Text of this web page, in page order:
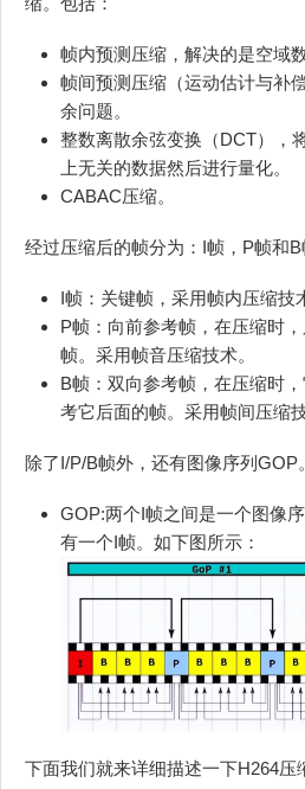
帧内预测压缩，解决的是空域
帧间预测压缩（运动估计与补
余问题。
整数离散余弦变换（DCT），
上无关的数据然后进行量化。
CABAC压缩。
经过压缩后的帧分为：I帧，P帧和B
I帧：关键帧，采用帧内压缩技
P帧：向前参考帧，在压缩时
帧。采用帧音压缩技术。
B帧：双向参考帧，在压缩时
考它后面的帧。采用帧间压缩技
除了I/P/B帧外，还有图像序列GOP。
GOP:两个I帧之间是一个图像
有一个I帧。如下图所示：
下面我们就来详细描述一下H264压